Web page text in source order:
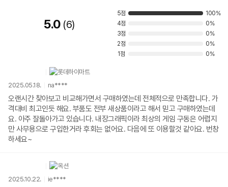
5.0 6
5점
100%
4점
0%
3점
0%
2점
0%
1점
0%
2025.05.18. na****
오랜시간 찾아보고 비교해가면서 구매하였는데 전체적으로 만족합니다. 가
격대비 최고인듯 해요. 부품도 전부 새상품이라고 해서 믿고 구매하였는데
요. 아주 잘돌아가고 있습니다. 내장그래픽이라 최상의 게임 구동은 어렵지
만 사무용으로 구입한거라 후회는 없어요. 다음에 또 이용할것 같아요. 번창
하세요~
2025.10.22. ie****